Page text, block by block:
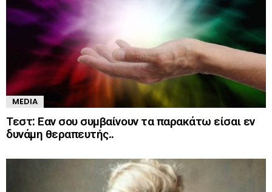
MEDIA
Τεστ: Εαν σου συμβαίνουν τα παρακάτω είσαι εν
δυνάμη θεραπευτής..